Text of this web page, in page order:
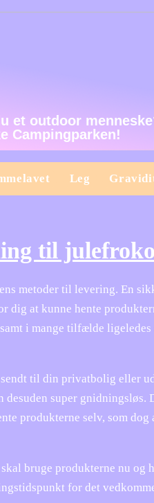
et outdoor
Campingparken!
Leg
til
metoder til levering. En
dig at kunne hente
i mange tilfælde ligeledes
til din privatbolig eller
super gnidningsløs.
produkterne selv, som dog
bruge produkterne nu og
for det